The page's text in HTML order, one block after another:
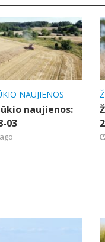
NAUJIENOS
naujienos:
03